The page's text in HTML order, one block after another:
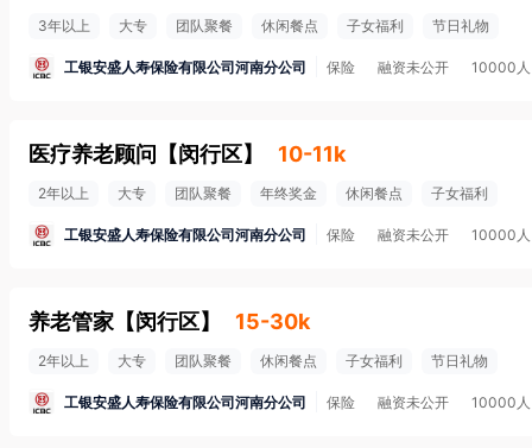
3年以上 大专 团队聚餐 休闲餐点 子女福利 节日礼物
工银安盛人寿保险有限公司河南分公司 保险 融资未公开 10000
医疗养老顾问 【闵行区】 10-11k
2年以上 大专 团队聚餐 年终奖金 休闲餐点 子女福利
工银安盛人寿保险有限公司河南分公司 保险 融资未公开 10000
养老管家 【闵行区】 15-30k
2年以上 大专 团队聚餐 休闲餐点 子女福利 节日礼物
工银安盛人寿保险有限公司河南分公司 保险 融资未公开 10000